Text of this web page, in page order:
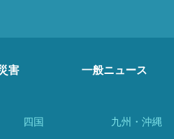
害 一般ニュース
四国 九州・沖縄